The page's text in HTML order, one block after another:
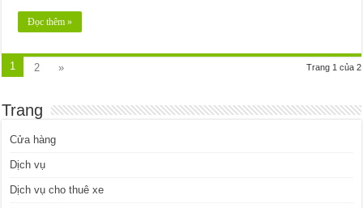
Đọc thêm »
Trang 1 của 2
1 2 »
Trang
Cửa hàng
Dịch vụ
Dịch vụ cho thuê xe